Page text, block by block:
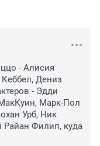
- Алисия
Дениз
- Эдди
Марк-Пол
Урб, Ник
Райан Филип, куда